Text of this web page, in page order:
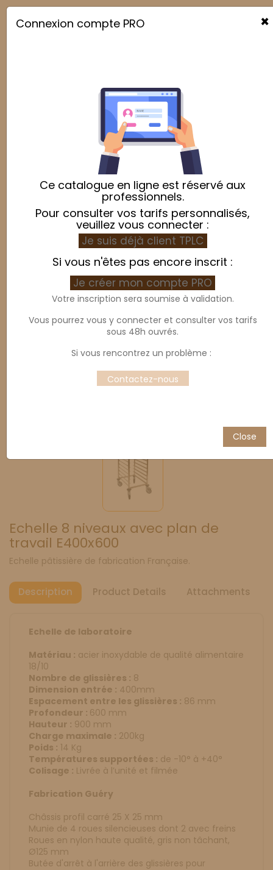

Echelle 8 niveaux avec plan de
travail E400x600
Echelle pâtissière de fabrication Française.
Description Product Details Attachments
Echelle de laboratoire
Matériau : acier inoxydable de qualité alimentaire
18/10
Nombre de glissières : 8
Dimension entrée : 400mm
Espacement entre les glissières : 86 mm
Profondeur : 600 mm
Hauteur : 900 mm
Charge maximale : 200kg
Poids : 14 Kg
Températures supportées : de -10° à +40°
Colisage : Livrée à l’unité et filmée
Fabrication Guéry
Châssis profil carré 25 X 25 mm
Munie de 4 roues silencieuses dont 2 avec freins
Roues en nylon haute qualité, gris non tâchant,
Ø125 mm
Butée d'arrêt à l'arrière des glissières pour
×
Connexion compte PRO
Ce catalogue en ligne est réservé aux
professionnels.
Pour consulter vos tarifs personnalisés,
veuillez vous connecter :
Je suis déjà client TPLC
Si vous n'êtes pas encore inscrit :
Je créer mon compte PRO
Votre inscription sera soumise à validation.
Vous pourrez vous y connecter et consulter vos tarifs
sous 48h ouvrés.
Si vous rencontrez un problème :
Contactez-nous
Close